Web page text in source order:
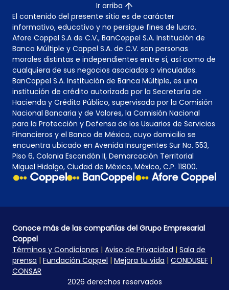
Ir arriba
El contenido del presente sitio es de carácter
informativo, educativo y no persigue fines de lucro.
Afore Coppel S.A de C.V., BanCoppel S.A. Institución de
Banca Múltiple y Coppel S.A. de C.V. son personas
morales distintas e independientes entre sí, así como de
cualquiera de sus negocios asociados o vinculados.
BanCoppel S.A. Institución de Banca Múltiple, es una
institución de crédito autorizada por la Secretaría de
Hacienda y Crédito Público, supervisada por la Comisión
Nacional Bancaria y de Valores, la Comisión Nacional
para la Protección y Defensa de los Usuarios de Servicios
Financieros y el Banco de México, cuyo domicilio se
encuentra ubicado en Avenida Insurgentes Sur No. 553,
Piso 6, Colonia Escandón II, Demarcación Territorial
Miguel Hidalgo, Ciudad de México, México, C.P. 11800.
Conoce más de las compañías del Grupo Empresarial
Coppel
Términos y Condiciones | Aviso de Privacidad | Sala de
prensa | Fundación Coppel | Mejora tu vida | CONDUSEF |
CONSAR
2026 derechos reservados